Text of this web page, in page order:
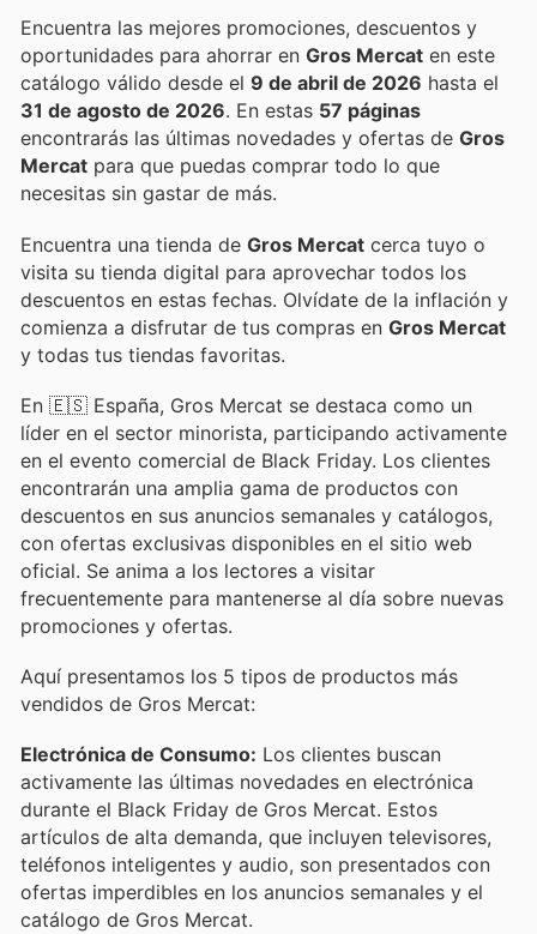
Encuentra las mejores promociones, descuentos y
oportunidades para ahorrar en Gros Mercat en este
catálogo válido desde el 9 de abril de 2026 hasta el
31 de agosto de 2026 . En estas 57 páginas
encontrarás las últimas novedades y ofertas de Gros
Mercat para que puedas comprar todo lo que
necesitas sin gastar de más.
Encuentra una tienda de Gros Mercat cerca tuyo o
visita su tienda digital para aprovechar todos los
descuentos en estas fechas. Olvídate de la inflación y
comienza a disfrutar de tus compras en Gros Mercat
y todas tus tiendas favoritas.
En 🇪🇸 España, Gros Mercat se destaca como un
líder en el sector minorista, participando activamente
en el evento comercial de Black Friday. Los clientes
encontrarán una amplia gama de productos con
descuentos en sus anuncios semanales y catálogos,
con ofertas exclusivas disponibles en el sitio web
oficial. Se anima a los lectores a visitar
frecuentemente para mantenerse al día sobre nuevas
promociones y ofertas.
Aquí presentamos los 5 tipos de productos más
vendidos de Gros Mercat:
Electrónica de Consumo: Los clientes buscan
activamente las últimas novedades en electrónica
durante el Black Friday de Gros Mercat. Estos
artículos de alta demanda, que incluyen televisores,
teléfonos inteligentes y audio, son presentados con
ofertas imperdibles en los anuncios semanales y el
catálogo de Gros Mercat.